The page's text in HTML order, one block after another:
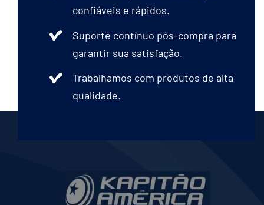
confiáveis e rápidos.
Suporte contínuo pós-compra para
garantir sua satisfação.
Trabalhamos com produtos de alta
qualidade.